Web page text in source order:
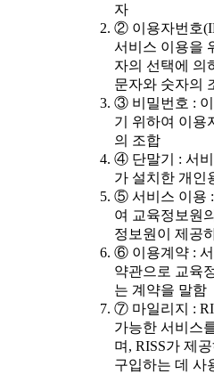
자
② 이용자번호
서비스 이용을
자의 선택에 의
문자와 숫자의
③ 비밀번호 :
기 위하여 이용
의 조합
④ 단말기 : 서
가 설치한 개인
⑤ 서비스 이용
여 교육정보원
정보원이 제공
⑥ 이용계약 : 서
약관으로 교육
는 계약을 말함
⑦ 마일리지 :
가능한 서비스
며, RISS가 제
구입하는 데 사